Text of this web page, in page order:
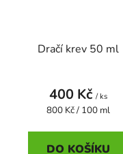
Dračí krev 50 ml
400 Kč / ks
Měrná
800 Kč / 100 ml
DO KOŠÍKU